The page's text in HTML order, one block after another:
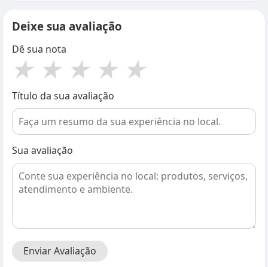
Deixe sua avaliação
Dê sua nota
★ ★ ★ ★ ★
Título da sua avaliação
Sua avaliação
Enviar Avaliação